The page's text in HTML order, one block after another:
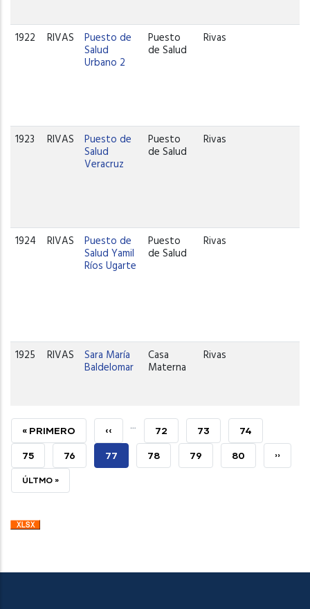
1922 RIVAS Puesto de
Salud
Urbano 2
Puesto
de Salud
Rivas
1923 RIVAS Puesto de
Salud
Veracruz
Puesto
de Salud
Rivas
1924 RIVAS Puesto de
Salud Yamil
Ríos Ugarte
Puesto
de Salud
Rivas
1925 RIVAS Sara María
Baldelomar
Casa
Materna
Rivas
PRIMERA
PÁGINA
« PRIMERO
PÁGINA
ANTERIOR
‹‹ … PAGE
72 PAGE
73 PAGE
74
PAGE
75 PAGE
76
PÁGINA
77 PAGE
78 PAGE
79 PAGE
80 ››
ÚLTIMA
ÚLTMO »